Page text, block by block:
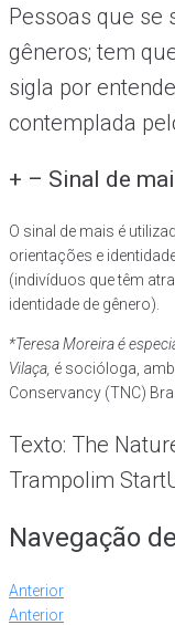
Pessoas que se
gêneros; tem
sigla por
contemplada
+ – Sinal de
O sinal de mais é
orientações e
(indivíduos que têm
identidade de gênero).
*Teresa Moreira é
Vilaça, é socióloga,
Conservancy (TNC)
Texto: The
Trampolim
Navegação
Anterior
Anterior